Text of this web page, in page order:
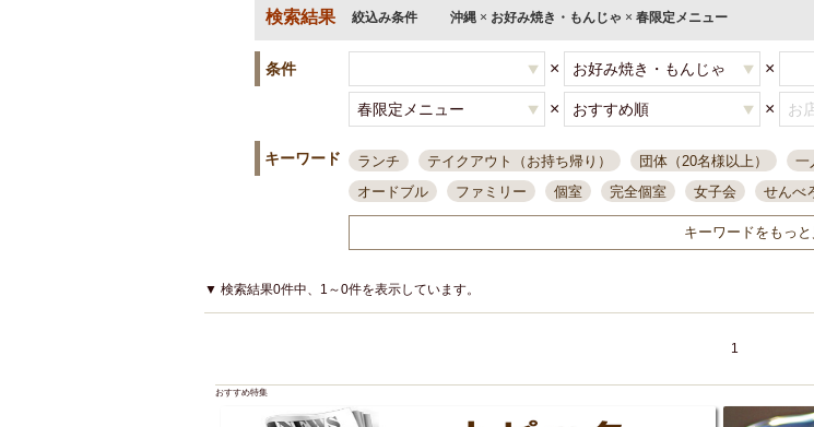
検索結果 絞込み条件 沖縄 × お好み焼き・もんじゃ × 春限定メニュー
条件 × ×
× ×
キーワード ランチ テイクアウト（お持ち帰り） 団体（20名様以上） 一
オードブル
ファミリー 個室 完全個室 女子会 せんべ
一人飲み 誕生日
接待・会食
ちょい飲み コスパ最高 肉料理 模合 イン
結婚式二次会
夜10時以降入店可
県産魚 焼鳥 忘年会コース レモンサワ
4000円台コース
デリバリー 寿司
キーワードをもっ
▼ 検索結果0件中、1～0件を表示しています。
1
おすすめ特集